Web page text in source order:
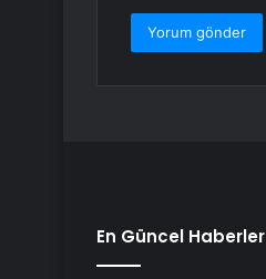
En Güncel Haberler